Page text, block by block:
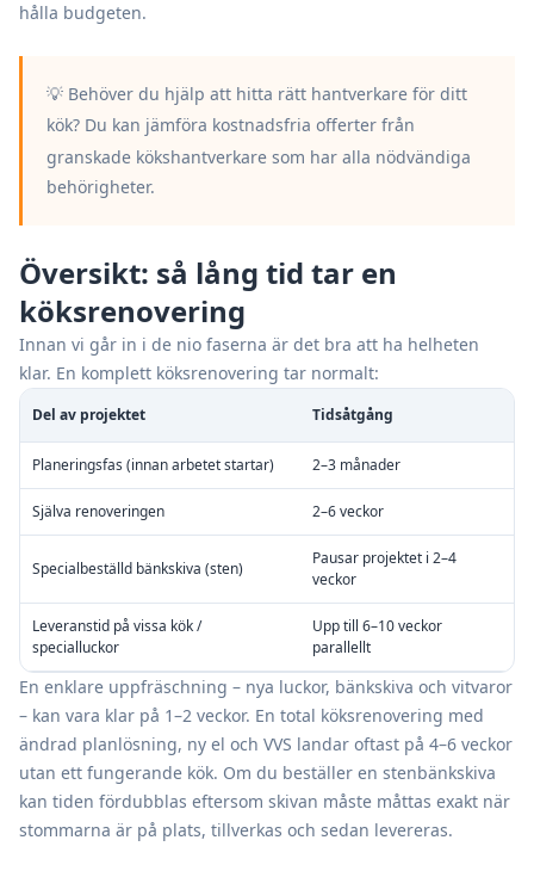
hålla budgeten.
💡 Behöver du hjälp att hitta rätt hantverkare för ditt
kök? Du kan jämföra kostnadsfria offerter från
granskade kökshantverkare som har alla nödvändiga
behörigheter.
Översikt: så lång tid tar en
köksrenovering
Innan vi går in i de nio faserna är det bra att ha helheten
klar. En komplett köksrenovering tar normalt:
Del av projektet Tidsåtgång
Planeringsfas (innan arbetet startar) 2–3 månader
Själva renoveringen 2–6 veckor
Specialbeställd bänkskiva (sten)
Pausar projektet i 2–4
veckor
Leveranstid på vissa kök /
specialluckor
Upp till 6–10 veckor
parallellt
En enklare uppfräschning – nya luckor, bänkskiva och vitvaror
– kan vara klar på 1–2 veckor. En total köksrenovering med
ändrad planlösning, ny el och VVS landar oftast på 4–6 veckor
utan ett fungerande kök. Om du beställer en stenbänkskiva
kan tiden fördubblas eftersom skivan måste måttas exakt när
stommarna är på plats, tillverkas och sedan levereras.